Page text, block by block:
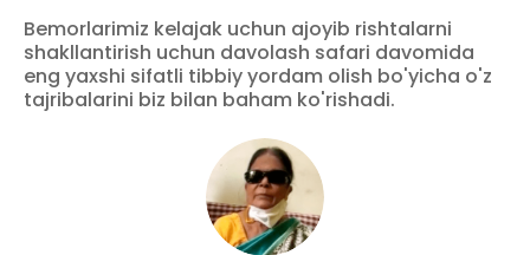
Bemorlarimiz kelajak uchun ajoyib rishtalarni
shakllantirish uchun davolash safari davomida
eng yaxshi sifatli tibbiy yordam olish bo'yicha o'z
tajribalarini biz bilan baham ko'rishadi.